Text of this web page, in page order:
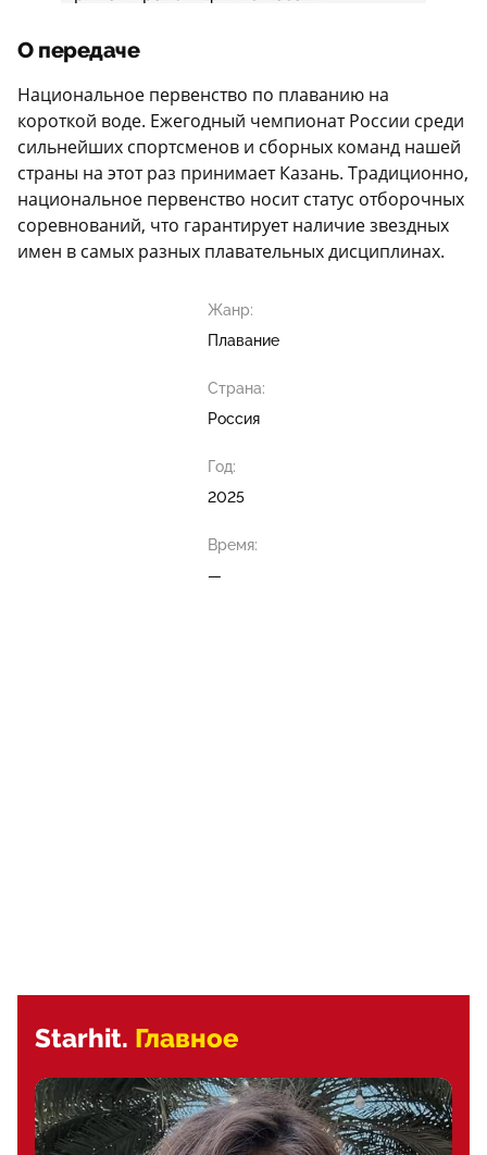
О передаче
Национальное первенство по плаванию на
короткой воде. Ежегодный чемпионат России среди
сильнейших спортсменов и сборных команд нашей
страны на этот раз принимает Казань. Традиционно,
национальное первенство носит статус отборочных
соревнований, что гарантирует наличие звездных
имен в самых разных плавательных дисциплинах.
Жанр:
Плавание
Страна:
Россия
Год:
2025
Время:
—
Starhit. Главное